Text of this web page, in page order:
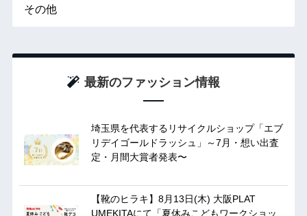
その他
最新のファッション情報
埼玉県を代表するリサイクルショップ「エブ
リデイゴールドラッシュ」～7月・想い出査
定・月間大賞者発表〜
【靴のヒラキ】8月13日(木) 大阪PLAT
UMEKITAにて「夏休みこどもワークショッ